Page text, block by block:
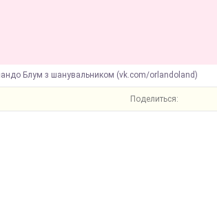
Блум з шанувальником (vk.com/orlandoland)
Поделиться: